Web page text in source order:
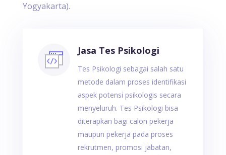
Yogyakarta).
Jasa Tes Psikologi
Tes Psikologi sebagai salah satu
metode dalam proses identifikasi
aspek potensi psikologis secara
menyeluruh. Tes Psikologi bisa
diterapkan bagi calon pekerja
maupun pekerja pada proses
rekrutmen, promosi jabatan,